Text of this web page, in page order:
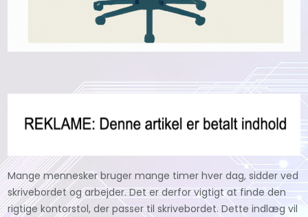
Mange mennesker bruger mange timer hver dag, sidder ved
skrivebordet og arbejder. Det er derfor vigtigt at finde den
rigtige kontorstol, der passer til skrivebordet. Dette indlæg vil